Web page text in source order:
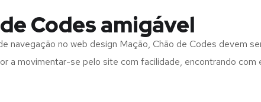
Codes amigável
navegação no web design Mação, Chão de Codes devem
a movimentar-se pelo site com facilidade, encontrando